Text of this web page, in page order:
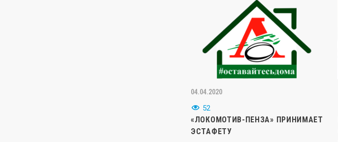
04.04.2020
52
«ЛОКОМОТИВ-ПЕНЗА» ПРИНИМАЕТ
ЭСТАФЕТУ